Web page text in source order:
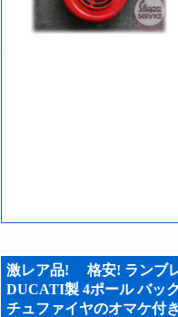
激レア品! 格安! ランブ
DUCATI製 4ポール バッ
チュファイヤのオマケ付